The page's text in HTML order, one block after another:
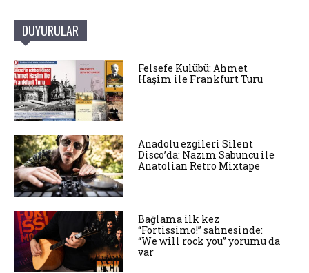
DUYURULAR
Felsefe Kulübü: Ahmet
Haşim ile Frankfurt Turu
Anadolu ezgileri Silent
Disco’da: Nazım Sabuncu ile
Anatolian Retro Mixtape
Bağlama ilk kez
“Fortissimo!” sahnesinde:
“We will rock you” yorumu da
var